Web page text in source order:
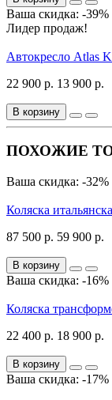
Ваша скидка: -39%
Лидер продаж!
Автокресло Atlas
22 900 р. 13 900 р.
В корзину
ПОХОЖИЕ
Ваша скидка: -32%
Коляска
87 500 р. 59 900 р.
В корзину
Ваша скидка: -16%
Коляска
22 400 р. 18 900 р.
В корзину
Ваша скидка: -17%